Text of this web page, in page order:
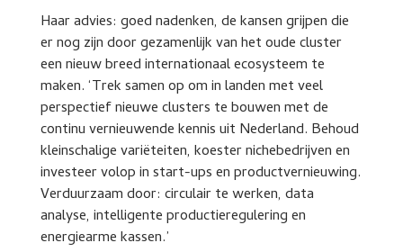
Haar advies: goed nadenken, de kansen grijpen die
er nog zijn door gezamenlijk van het oude cluster
een nieuw breed internationaal ecosysteem te
maken. ‘Trek samen op om in landen met veel
perspectief nieuwe clusters te bouwen met de
continu vernieuwende kennis uit Nederland. Behoud
kleinschalige variëteiten, koester nichebedrijven en
investeer volop in start-ups en productvernieuwing.
Verduurzaam door: circulair te werken, data
analyse, intelligente productieregulering en
energiearme kassen.’